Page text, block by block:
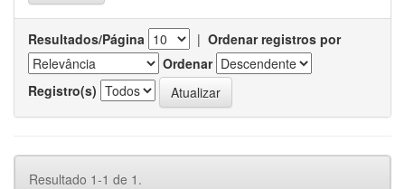
Resultados/Página | Ordenar registros por
Ordenar
Registro(s)
Resultado 1-1 de 1.